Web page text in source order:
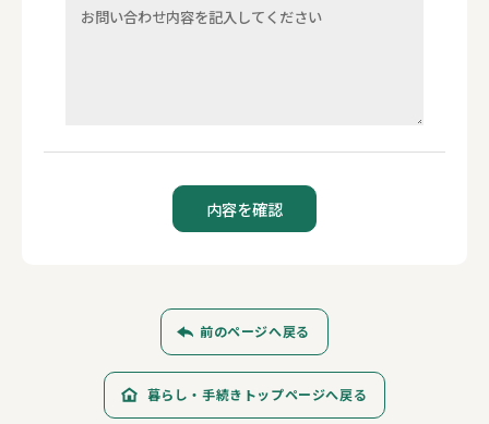
前のページへ戻る
暮らし・手続きトップページへ戻る